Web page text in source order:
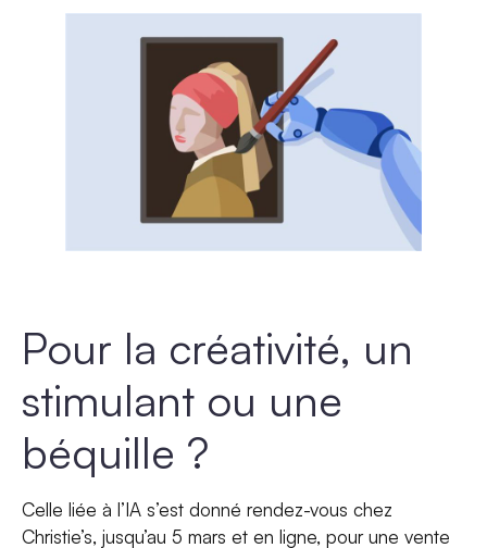
Pour la créativité, un
stimulant ou une
béquille ?
Celle liée à l’IA s’est donné rendez-vous chez
Christie’s, jusqu’au 5 mars et en ligne, pour une vente